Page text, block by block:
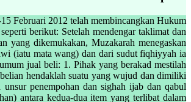
Februari 2012 telah membincangkan Hukum
berikut: Setelah mendengar taklimat dan
yang dikemukakan, Muzakarah menegaskan
(iatu mata wang) dan dari sudut fiqhiyyah ia
jual beli: 1. Pihak yang berakad mestilah
hendaklah suatu yang wujud dan dimiliki
penempohan dan sighah ijab dan qabul
antara kedua-dua item yang terlibat dalam